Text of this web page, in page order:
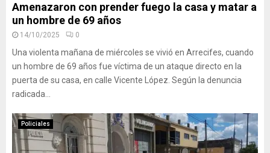
Amenazaron con prender fuego la casa y matar a
un hombre de 69 años
14/10/2025 0
Una violenta mañana de miércoles se vivió en Arrecifes, cuando
un hombre de 69 años fue víctima de un ataque directo en la
puerta de su casa, en calle Vicente López. Según la denuncia
radicada...
Policiales